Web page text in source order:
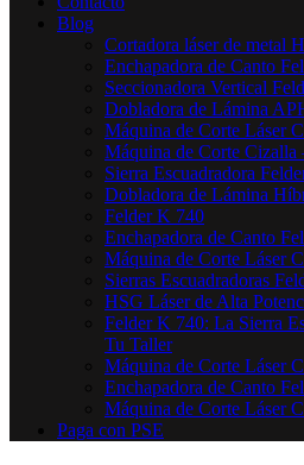
Blog
Cortadora láser de metal
Enchapadora de Canto
Seccionadora Vertical
Dobladora de Lámina
Máquina de Corte Láser
Máquina de Corte
Sierra Escuadradora
Dobladora de Lámina
Felder K 740
Enchapadora de Canto
Máquina de Corte Láser
Sierras Escuadradoras
HSG Láser de Alta
Felder K 740: La Sierra
Tu Taller
Máquina de Corte Láser
Enchapadora de Canto
Máquina de Corte Láser
Paga con PSE